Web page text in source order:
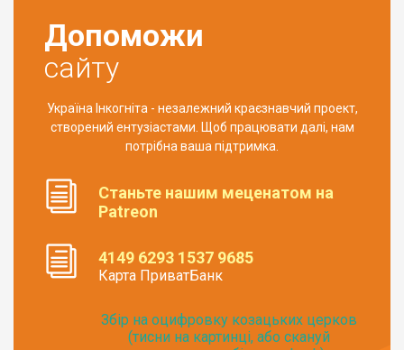
Допоможи
сайту
Україна Інкогніта - незалежний краєзнавчий проект,
створений ентузіастами. Щоб працювати далі, нам
потрібна ваша підтримка.
Станьте нашим меценатом на
Patreon
4149 6293 1537 9685
Карта ПриватБанк
Збір на оцифровку козацьких церков
(тисни на картинці, або скануй